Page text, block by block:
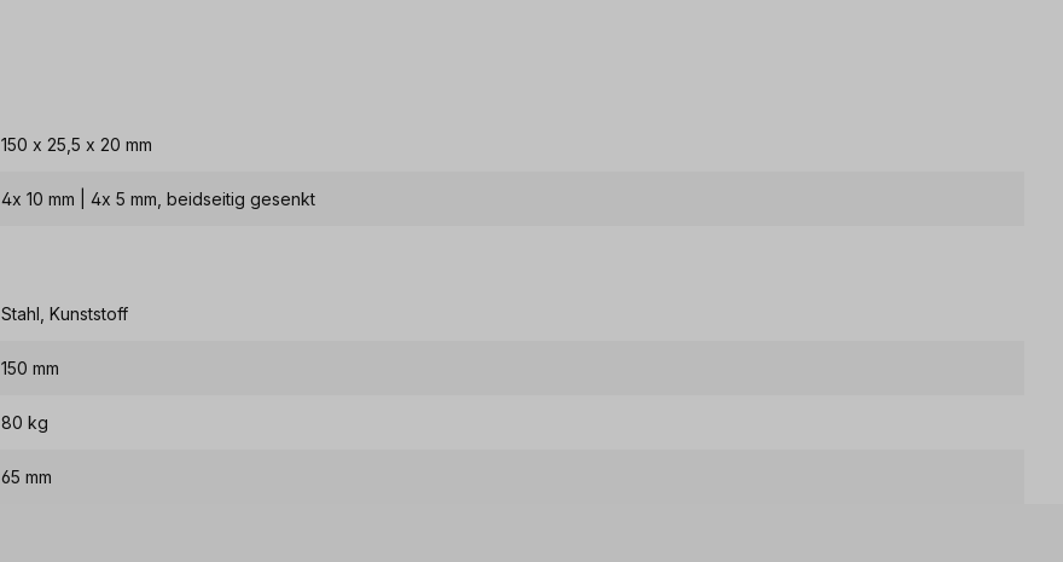
150 x 25,5 x 20 mm
4x 10 mm | 4x 5 mm, beidseitig gesenkt
Stahl, Kunststoff
150 mm
80 kg
65 mm